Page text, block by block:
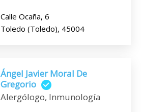
Calle Ocaña, 6
Toledo (Toledo), 45004
Ángel Javier Moral De
Gregorio
Alergólogo, Inmunología